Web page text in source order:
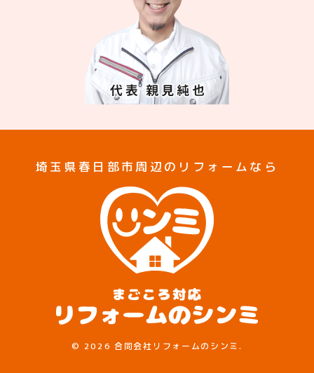
埼玉県春日部市周辺のリフォームなら
© 2026 合同会社リフォームのシンミ.